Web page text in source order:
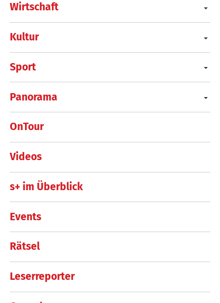
Wirtschaft
Kultur
Sport
Panorama
OnTour
Videos
s+ im Überblick
Events
Rätsel
Leserreporter